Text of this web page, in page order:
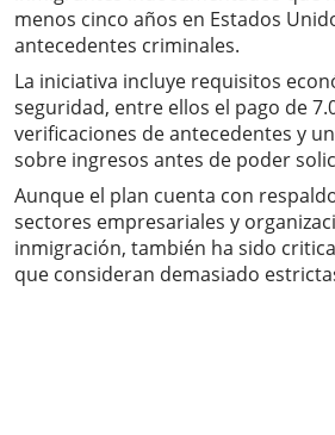
menos cinco años en Estados
antecedentes criminales.
La iniciativa incluye requisitos
seguridad, entre ellos el pago de
verificaciones de antecedentes y
sobre ingresos antes de poder
Aunque el plan cuenta con
sectores empresariales y
inmigración, también ha sido
que consideran demasiado